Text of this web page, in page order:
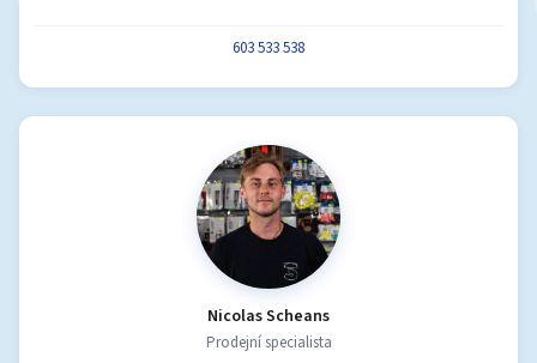
603 533 538
Nicolas Scheans
Prodejní specialista